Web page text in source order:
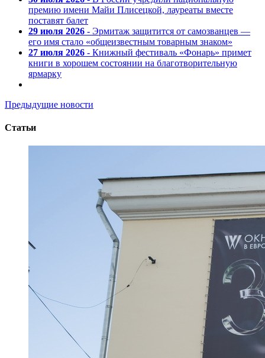
премию имени Майи Плисецкой, лауреаты вместе
поставят балет
29 июля 2026 - Эрмитаж защитится от самозванцев —
его имя стало «общеизвестным товарным знаком»
27 июля 2026 - Книжный фестиваль «Фонарь» примет
книги в хорошем состоянии на благотворительную
ярмарку
Предыдущие новости
Статьи